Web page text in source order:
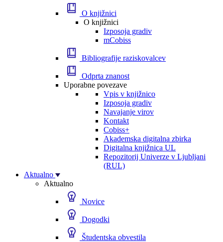
O knjižnici
O knjižnici
Izposoja gradiv
mCobiss
Bibliografije raziskovalcev
Odprta znanost
Uporabne povezave
Vpis v knjižnico
Izposoja gradiv
Navajanje virov
Kontakt
Cobiss+
Akademska digitalna zbirka
Digitalna knjižnica UL
Repozitorij Univerze v Ljubljani
(RUL)
Aktualno
Aktualno
Novice
Dogodki
Študentska obvestila